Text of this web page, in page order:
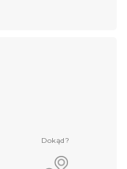
Dokąd?